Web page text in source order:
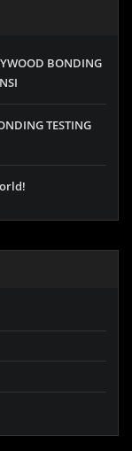
BONDING
TESTING